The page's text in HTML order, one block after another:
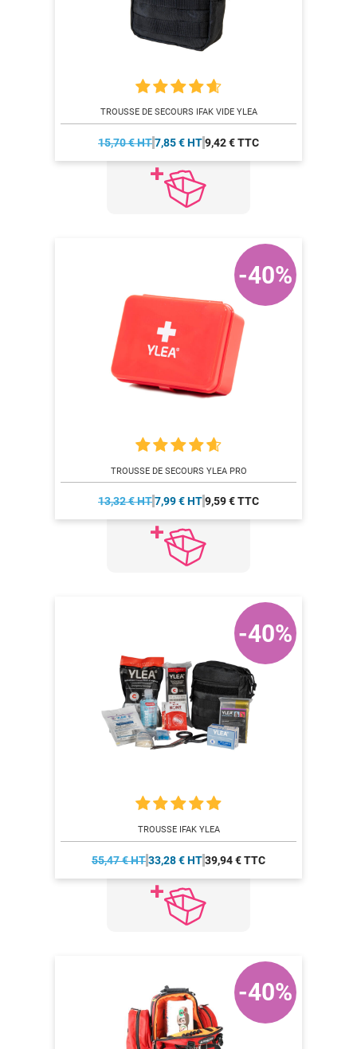
TROUSSE DE SECOURS IFAK VIDE YLEA
15,70 € HT7,85 € HT9,42 € TTC
TROUSSE DE SECOURS YLEA PRO
13,32 € HT7,99 € HT9,59 € TTC
-40%
TROUSSE IFAK YLEA
55,47 € HT33,28 € HT39,94 € TTC
-40%
-40%